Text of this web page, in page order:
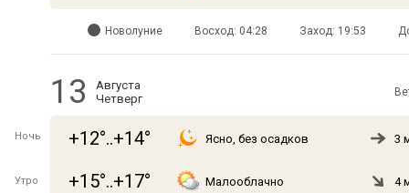
Новолуние Восход: 04:28 Заход: 19:53
13
Августа
Четверг
Ночь +12°..+14° Ясно, без осадков 3
Утро +15°..+17° Малооблачно 4